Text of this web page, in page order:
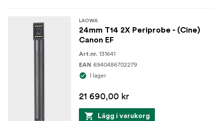
LAOWA
24mm T14 2X Periprobe - (Cine)
Canon EF
Art.nr. 131641
EAN 6940486702279
I lager
21 690,00 kr
Lägg i varukorg